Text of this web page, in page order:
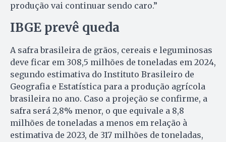
produção vai continuar sendo caro.”
IBGE prevê queda
A safra brasileira de grãos, cereais e leguminosas
deve ficar em 308,5 milhões de toneladas em 2024,
segundo estimativa do Instituto Brasileiro de
Geografia e Estatística para a produção agrícola
brasileira no ano. Caso a projeção se confirme, a
safra será 2,8% menor, o que equivale a 8,8
milhões de toneladas a menos em relação à
estimativa de 2023, de 317 milhões de toneladas,